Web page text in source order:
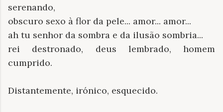
serenando,
obscuro sexo à flor da pele... amor... amor...
ah tu senhor da sombra e da ilusão sombria...
rei destronado, deus lembrado, homem
cumprido.
Distantemente, irónico, esquecido.